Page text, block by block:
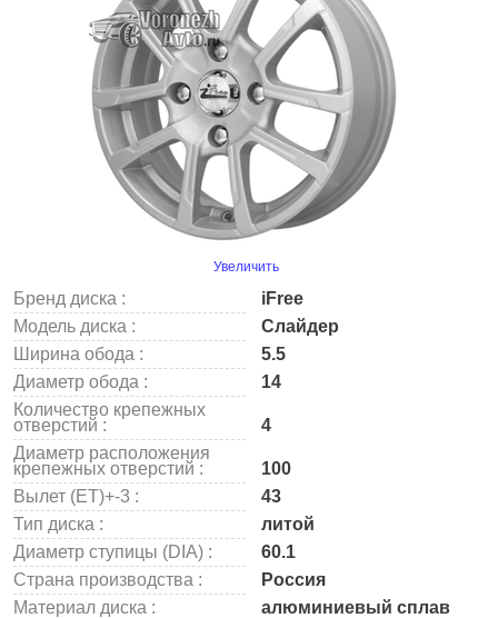
Увеличить
Бренд диска :
iFree
Модель диска :
Слайдер
Ширина обода :
5.5
Диаметр обода :
14
Количество крепежных
отверстий :
4
Диаметр расположения
крепежных отверстий :
100
Вылет (ET)+-3 :
43
Тип диска :
литой
Диаметр ступицы (DIA) :
60.1
Страна производства :
Россия
Материал диска :
алюминиевый сплав